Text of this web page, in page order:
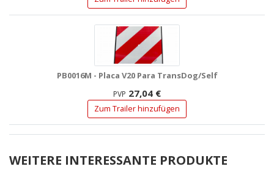
PB0016M - Placa V20 Para TransDog/Self
PVP 27,04 €
Zum Trailer hinzufügen
WEITERE INTERESSANTE PRODUKTE